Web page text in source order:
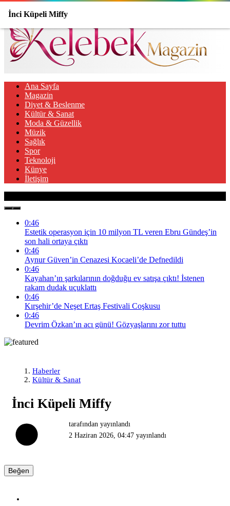
Ana Sayfa
Magazin
Diyet & Beslenme
Kültür & Sanat
Moda & Güzellik
Müzik
Sağlık
Spor
Teknoloji
Künye
İletişim
0:46
Estetik operasyon için 10 milyon TL veren Ebru Gündeş’in
son hali ortaya çıktı
0:46
Aynur Güven’in Cenazesi Kocaeli’de Defnedildi
0:46
Kayahan’ın şarkılarının doğduğu ev satışa çıktı! İstenen
rakam dudak uçuklattı
0:46
Kırşehir’de Neşet Ertaş Festivali Coşkusu
0:46
Devrim Özkan’ın acı günü! Gözyaşlarını zor tuttu
Haberler
Kültür & Sanat
İnci Küpeli Miffy
tarafından yayınlandı
2 Haziran 2026, 04:47 yayınlandı
Beğen
İnci Küpeli Miffy